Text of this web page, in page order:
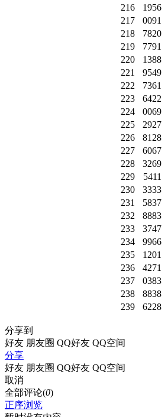
216
1956
217
0091
218
7820
219
7791
220
1388
221
9549
222
7361
223
6422
224
0069
225
2927
226
8128
227
6067
228
3269
229
5411
230
3333
231
5837
232
8883
233
3747
234
9966
235
1201
236
4271
237
0383
238
8838
239
6228
分享到
好友 朋友圈 QQ好友 QQ空间
分享
好友 朋友圈 QQ好友 QQ空间
取消
全部评论(0)
正序浏览